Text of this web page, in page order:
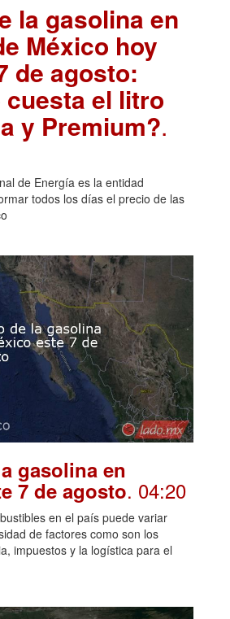
la gasolina en
México hoy
de agosto:
cuesta el litro
y Premium?.
de Energía es la entidad
todos los días el precio de las
gasolina en
7 de agosto. 04:20
en el país puede variar
de factores como son los
impuestos y la logística para el